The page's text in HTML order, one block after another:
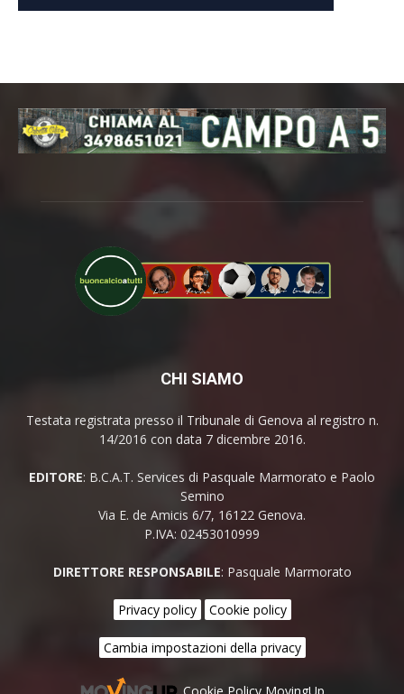
CHI SIAMO
Testata registrata presso il Tribunale di Genova al registro n.
14/2016 con data 7 dicembre 2016.
EDITORE: B.C.A.T. Services di Pasquale Marmorato e Paolo
Semino
Via E. de Amicis 6/7, 16122 Genova.
P.IVA: 02453010999
DIRETTORE RESPONSABILE: Pasquale Marmorato
Privacy policy Cookie policy
Cambia impostazioni della privacy